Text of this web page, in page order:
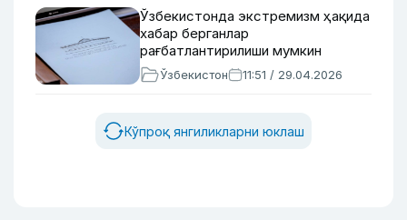
Ўзбекистонда экстремизм ҳақида
хабар берганлар
рағбатлантирилиши мумкин
Ўзбекистон 11:51 / 29.04.2026
Кўпроқ янгиликларни юклаш